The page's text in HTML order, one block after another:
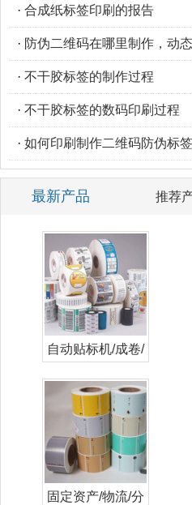
· 合成纸标签印刷的报告
· 防伪二维码在哪里制作，动
· 不干胶标签的制作过程
· 不干胶标签的数码印刷过程
· 如何印刷制作二维码防伪标签
最新产品 推荐
自动贴标机/成卷/
固定资产/物流/分